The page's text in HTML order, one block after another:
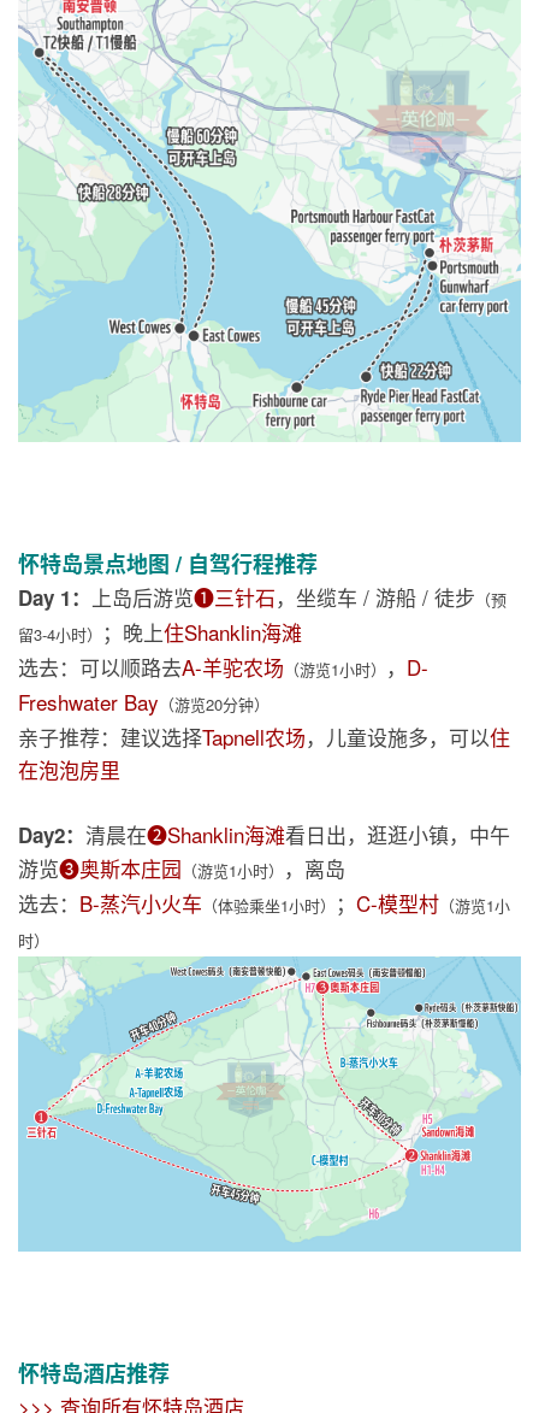
怀特岛景点地图 / 自驾行程推荐
Day 1： 上岛后游览❶三针石，坐缆车 / 游船 / 徒步 （预
留3-4小时）
；晚上住Shanklin海滩
选去：可以顺路去A-羊驼农场 （游览1小时） ， D-
Freshwater Bay （游览20分钟）
亲子推荐：建议选择Tapnell农场，儿童设施多，可以住
在泡泡房里
Day2： 清晨在❷Shanklin海滩看日出，逛逛小镇，中午
游览❸奥斯本庄园 （游览1小时）
，离岛
选去： B-蒸汽小火车 （体验乘坐1小时） ； C-模型村 （游览1小
时）
怀特岛酒店推荐
>>> 查询所有怀特岛酒店